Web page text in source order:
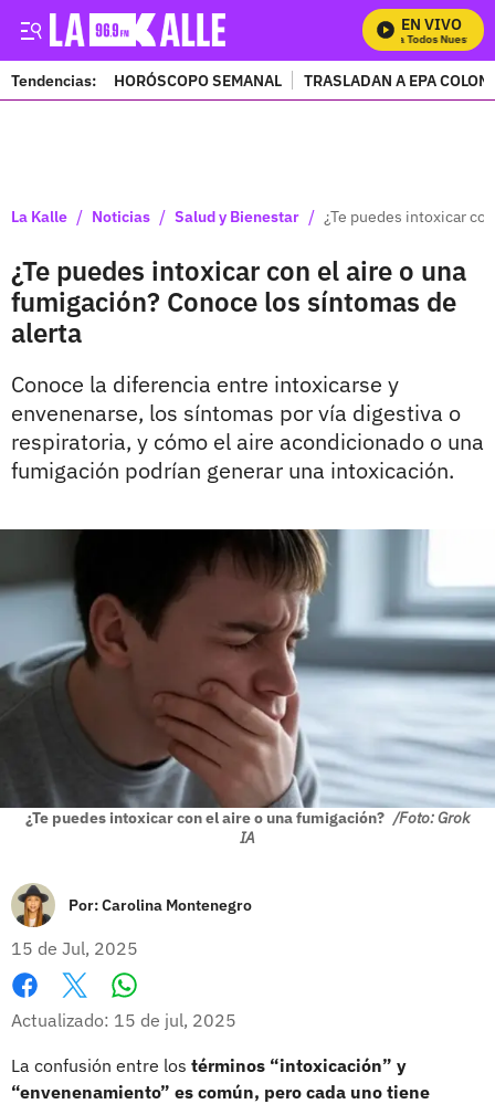
EN VIVO
Mira Todos Nuestros
Tendencias: HORÓSCOPO SEMANAL TRASLADAN A EPA
La Kalle / Noticias / Salud y Bienestar / ¿Te puedes intoxicar
¿Te puedes intoxicar con el aire o una
fumigación? Conoce los síntomas de
alerta
Conoce la diferencia entre intoxicarse y
envenenarse, los síntomas por vía digestiva o
respiratoria, y cómo el aire acondicionado o una
fumigación podrían generar una intoxicación.
¿Te puedes intoxicar con el aire o una fumigación? /Foto: Grok
IA
Por:Carolina Montenegro
15 de Jul, 2025
Facebook
X
Actualizado: 15 de jul, 2025
La confusión entre los términos “intoxicación” y
“envenenamiento” es común, pero cada uno tiene